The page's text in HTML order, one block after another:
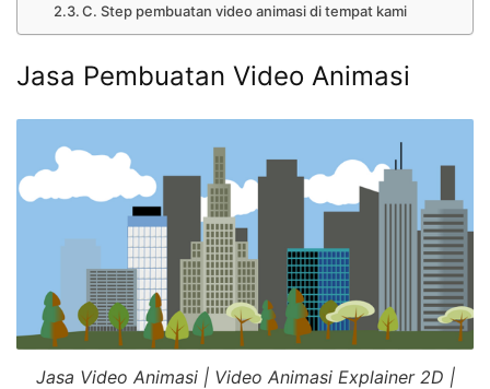
C. Step pembuatan video animasi di tempat kami
Jasa Pembuatan Video Animasi
Jasa Video Animasi | Video Animasi Explainer 2D |